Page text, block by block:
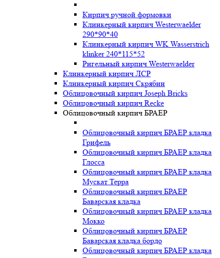
Кирпич ручной формовки
Клинкерный кирпич Westerwaelder
290*90*40
Клинкерный кирпич WK Wasserstrich
klinker 240*115*52
Ригельный кирпич Westerwaelder
Клинкерный кирпич ЛСР
Клинкерный кирпич Скрябин
Облицовочный кирпич Joseph Bricks
Облицовочный кирпич Recke
Облицовочный кирпич БРАЕР
Облицовочный кирпич БРАЕР кладка
Грифель
Облицовочный кирпич БРАЕР кладка
Глосса
Облицовочный кирпич БРАЕР кладка
Мускат Терра
Облицовочный кирпич БРАЕР
Баварская кладка
Облицовочный кирпич БРАЕР кладка
Мокко
Облицовочный кирпич БРАЕР
Баварская кладка бордо
Облицовочный кирпич БРАЕР кладка